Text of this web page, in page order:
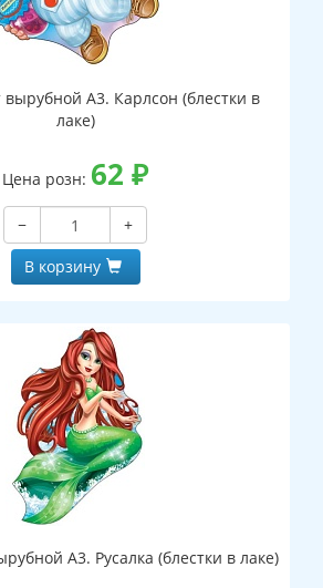
А3. Карлсон (блестки в
лаке)
Цена розн: 62 ₽
−
+
В корзину
А3. Русалка (блестки в лаке)